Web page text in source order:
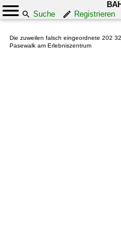
Suche
Registrieren
Die zuweilen falsch eingeordnete 202
Pasewalk am Erlebniszentrum